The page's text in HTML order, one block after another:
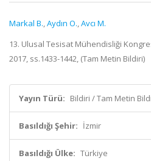
Markal B.,Aydın O.,Avcı M.
13. Ulusal Tesisat Mühendisliği
2017, ss.1433-1442, (Tam Metin Bildiri)
Yayın Türü: Bildiri / Tam Metin
Basıldığı Şehir: İzmir
Basıldığı Ülke: Türkiye